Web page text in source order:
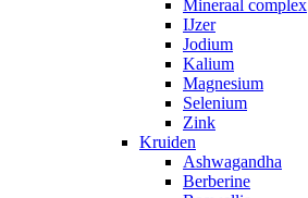
Mineraal complex
IJzer
Jodium
Kalium
Magnesium
Selenium
Zink
Kruiden
Ashwagandha
Berberine